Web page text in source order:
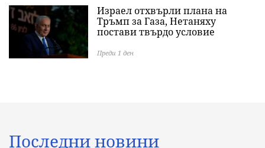
Израел отхвърли плана на
Тръмп за Газа, Нетаняху
постави твърдо условие
Преди 1 ден
Последни новини